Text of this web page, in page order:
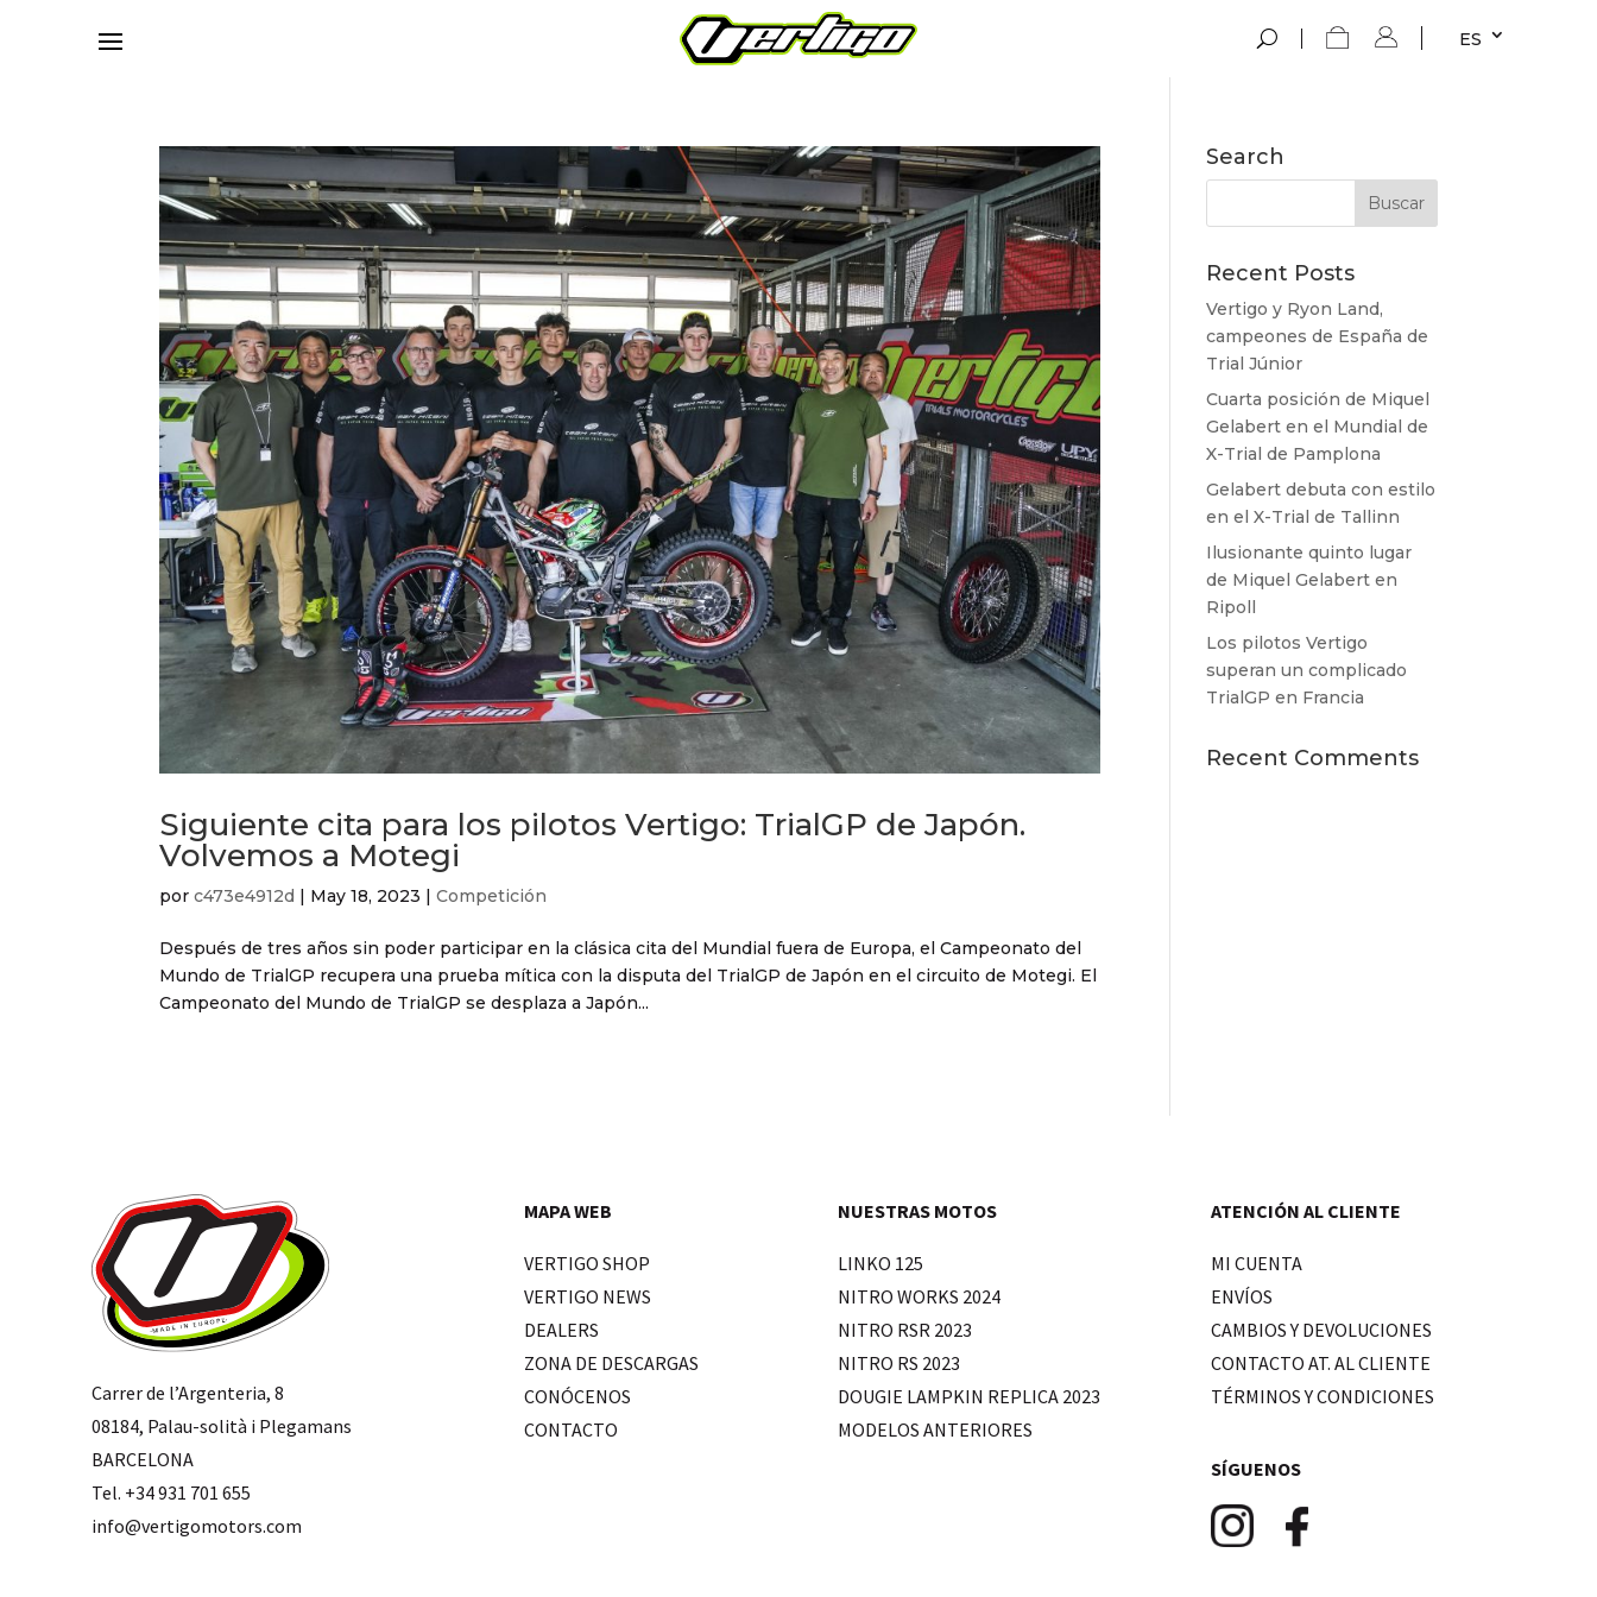
ES
Siguiente cita para los pilotos Vertigo: TrialGP de Japón.
Volvemos a Motegi
porc473e4912d | May 18, 2023 |Competición
Después de tres años sin poder participar en la clásica cita del Mundial fuera de Europa, el Campeonato del
Mundo de TrialGP recupera una prueba mítica con la disputa del TrialGP de Japón en el circuito de Motegi. El
Campeonato del Mundo de TrialGP se desplaza a Japón...
Search
Recent Posts
Vertigo y Ryon Land,
campeones de España de
Trial Júnior
Cuarta posición de Miquel
Gelabert en el Mundial de
X-Trial de Pamplona
Gelabert debuta con estilo
en el X-Trial de Tallinn
Ilusionante quinto lugar
de Miquel Gelabert en
Ripoll
Los pilotos Vertigo
superan un complicado
TrialGP en Francia
Recent Comments
Carrer de l’Argenteria, 8
08184, Palau-solità i Plegamans
BARCELONA
Tel. +34 931 701 655
info@vertigomotors.com
MAPA WEB
VERTIGO SHOP
VERTIGO NEWS
DEALERS
ZONA DE DESCARGAS
CONÓCENOS
CONTACTO
NUESTRAS MOTOS
LINKO 125
NITRO WORKS 2024
NITRO RSR 2023
NITRO RS 2023
DOUGIE LAMPKIN REPLICA 2023
MODELOS ANTERIORES
ATENCIÓN AL CLIENTE
MI CUENTA
ENVÍOS
CAMBIOS Y DEVOLUCIONES
CONTACTO AT. AL CLIENTE
TÉRMINOS Y CONDICIONES
SÍGUENOS